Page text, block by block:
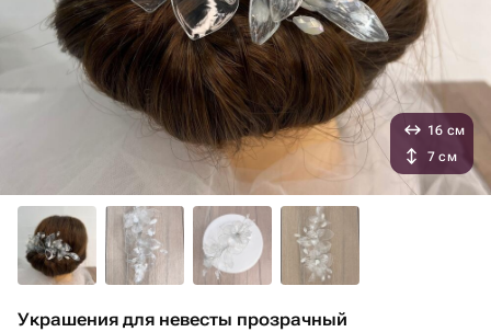
Украшения для невесты прозрачный
16 см
7 см